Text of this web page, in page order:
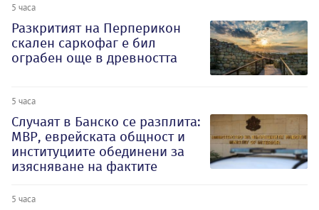
5 часа
Разкритият на Перперикон
скален саркофаг е бил
ограбен още в древността
5 часа
Случаят в Банско се разплита:
МВР, еврейската общност и
институциите обединени за
изясняване на фактите
5 часа